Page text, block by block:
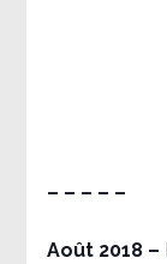
– – – – –
Août 2018 –